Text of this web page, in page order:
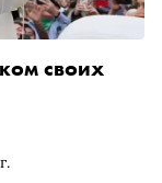
своих